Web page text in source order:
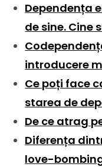
Dependența
de sine. Cine
introducere
Ce poți face
starea de
De ce atrag
Diferența
love-